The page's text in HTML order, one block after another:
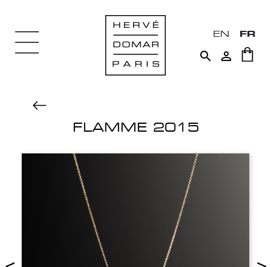
EN FR
 
FLAMME 2015